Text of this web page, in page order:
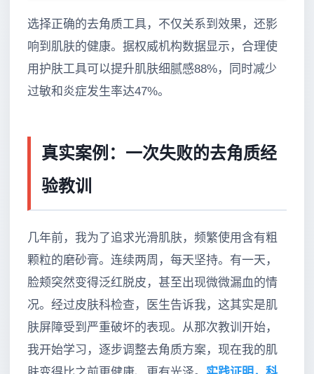
选择正确的去角质工具，不仅关系到效果，还影
响到肌肤的健康。据权威机构数据显示，合理使
用护肤工具可以提升肌肤细腻感88%，同时减少
过敏和炎症发生率达47%。
真实案例：一次失败的去角质经
验教训
几年前，我为了追求光滑肌肤，频繁使用含有粗
颗粒的磨砂膏。连续两周，每天坚持。有一天，
脸颊突然变得泛红脱皮，甚至出现微微漏血的情
况。经过皮肤科检查，医生告诉我，这其实是肌
肤屏障受到严重破坏的表现。从那次教训开始，
我开始学习，逐步调整去角质方案，现在我的肌